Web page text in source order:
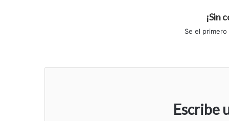
¡Sin
Se el
Escribe